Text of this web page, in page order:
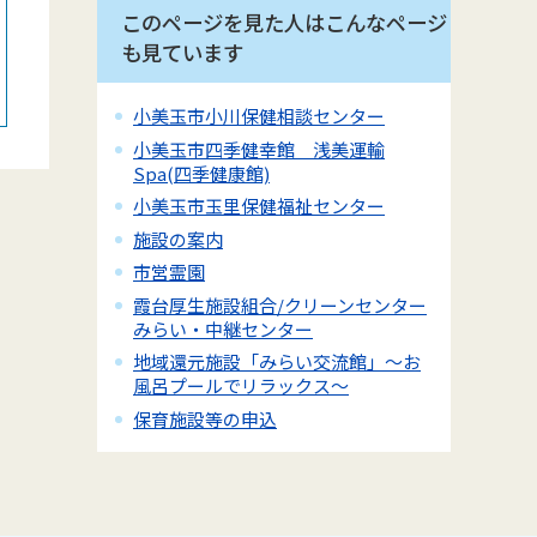
このページを見た人はこんなページ
も見ています
小美玉市小川保健相談センター
小美玉市四季健幸館 浅美運輸
Spa(四季健康館)
小美玉市玉里保健福祉センター
施設の案内
市営霊園
霞台厚生施設組合/クリーンセンター
みらい・中継センター
地域還元施設「みらい交流館」～お
風呂プールでリラックス～
保育施設等の申込